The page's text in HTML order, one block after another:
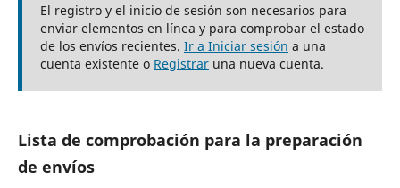
El registro y el inicio de sesión son necesarios para
enviar elementos en línea y para comprobar el estado
de los envíos recientes. Ir a Iniciar sesión a una
cuenta existente o Registraruna nueva cuenta.
Lista de comprobación para la preparación
de envíos